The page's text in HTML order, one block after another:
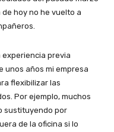
hoy no he vuelto a
experiencia previa
unos años mi empresa
flexibilizar las
Por ejemplo, muchos
sustituyendo por
de la oficina si lo